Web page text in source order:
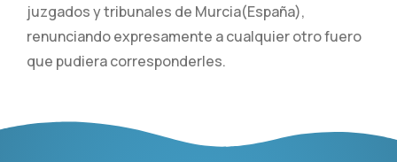
juzgados y tribunales de Murcia(España),
renunciando expresamente a cualquier otro fuero
que pudiera corresponderles.